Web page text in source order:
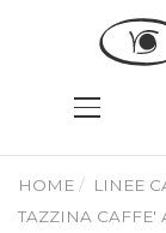
HOME LINEE
TAZZINA CAFFE'